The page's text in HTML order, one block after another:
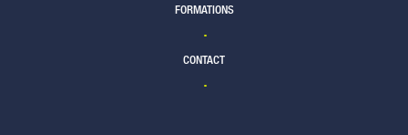
FORMATIONS
CONTACT